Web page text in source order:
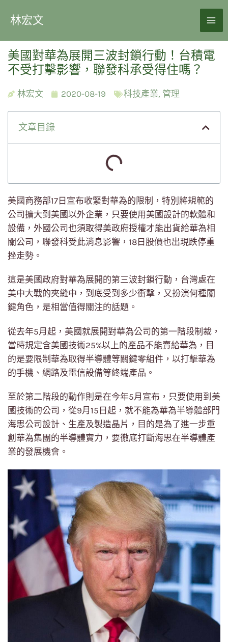
林宏文
美國對華為展開三波封鎖行動！台積電
不受打擊影響，聯發科承受得住嗎？
林宏文 2020-08-19 科技產業, 管理
文章目錄
美國商務部17日宣布收緊對華為的限制，特別將規範的
公司擴大到美國以外企業，只要使用美國設計的軟體和
設備，外國公司也須取得美政府授權才能出貨給華為相
關公司，聯發科受此消息影響，18日股價也出現跌停重
挫走勢。
這是美國政府對華為展開的第三波封鎖行動，台灣處在
美中大戰的夾縫中，到底受到多少衝擊，又扮演何種關
鍵角色，是相當值得關注的話題。
從去年5月起，美國就展開對華為公司的第一階段制裁，
當時規定含美國技術25%以上的產品不能賣給華為，目
的是要限制華為取得半導體等關鍵零組件，以打擊華為
的手機、網路及電信設備等終端產品。
至於第二階段的動作則是在今年5月宣布，只要使用到美
國技術的公司，從9月15日起，就不能為華為半導體部門
海思公司設計、生產及製造晶片，目的是為了進一步重
創華為集團的半導體實力，要徹底打斷海思在半導體產
業的發展機會。